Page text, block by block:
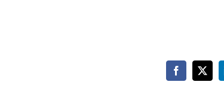
Facebook
X